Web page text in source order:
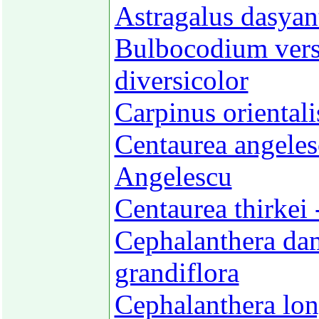
Astragalus
Bulbocodium
diversicolor
Carpinus
Centaurea
Angelescu
Centaurea
Cephalanthera
grandiflora
Cephalanthera